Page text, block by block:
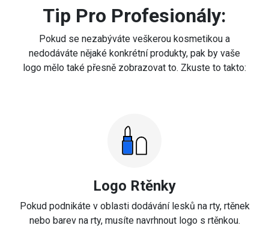
Tip Pro Profesionály:
Pokud se nezabýváte veškerou kosmetikou a
nedodáváte nějaké konkrétní produkty, pak by vaše
logo mělo také přesně zobrazovat to. Zkuste to takto:
Logo Rtěnky
Pokud podnikáte v oblasti dodávání lesků na rty, rtěnek
nebo barev na rty, musíte navrhnout logo s rtěnkou.